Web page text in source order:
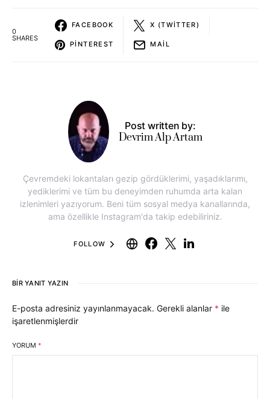
0
SHARES
FACEBOOK X (TWITTER)
PINTEREST MAIL
Post written by:
Devrim Alp Artam
Çevremdeki lokantaları gezip gördüklerimi, yaşadıklarımı,
yediklerimi ve tüm bu deneyimden ruhumda arta kalan
izlenimleri yazıyorum. Beni tüm sosyal medya kanallarında,
ama özellikle Instagram'da takip edebiliriniz.
FOLLOW
BIR YANIT YAZIN
E-posta adresiniz yayınlanmayacak. Gerekli alanlar * ile
işaretlenmişlerdir
YORUM *